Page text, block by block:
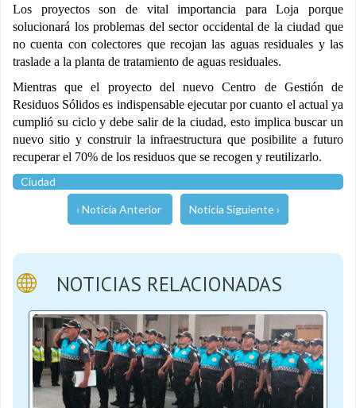
Los proyectos son de vital importancia para Loja porque
solucionará los problemas del sector occidental de la ciudad que
no cuenta con colectores que recojan las aguas residuales y las
traslade a la planta de tratamiento de aguas residuales.
Mientras que el proyecto del nuevo Centro de Gestión de
Residuos Sólidos es indispensable ejecutar por cuanto el actual ya
cumplió su ciclo y debe salir de la ciudad, esto implica buscar un
nuevo sitio y construir la infraestructura que posibilite a futuro
recuperar el 70% de los residuos que se recogen y reutilizarlo.
Ciudad
‹ Noticia Anterior Noticia Siguiente ›
NOTICIAS RELACIONADAS